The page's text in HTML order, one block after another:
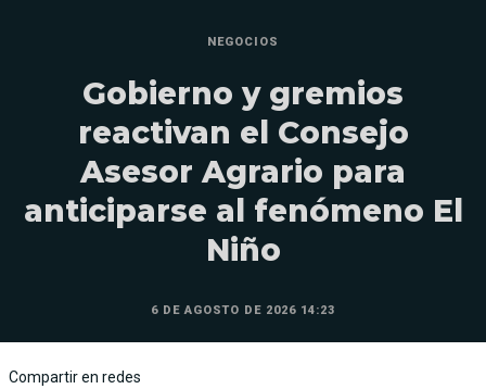
NEGOCIOS
Gobierno y gremios
reactivan el Consejo
Asesor Agrario para
anticiparse al fenómeno El
Niño
6 DE AGOSTO DE 2026 14:23
Compartir en redes